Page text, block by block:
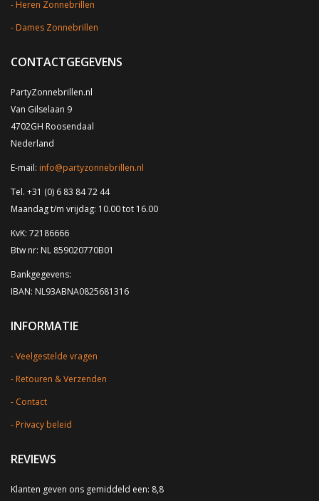
Heren Zonnebrillen
Dames Zonnebrillen
CONTACTGEGEVENS
PartyZonnebrillen.nl
Van Gilselaan 9
4702GH Roosendaal
Nederland
E-mail: info@partyzonnebrillen.nl
Tel. +31 (0) 6 83 84 72 44
Maandag t/m vrijdag: 10.00 tot 16.00
KvK: 72186666
Btw nr: NL 859020770B01
Bankgegevens:
IBAN: NL93ABNA0825681316
INFORMATIE
Veelgestelde vragen
Retouren & Verzenden
Contact
Privacy beleid
REVIEWS
Klanten geven ons gemiddeld een: 8,8